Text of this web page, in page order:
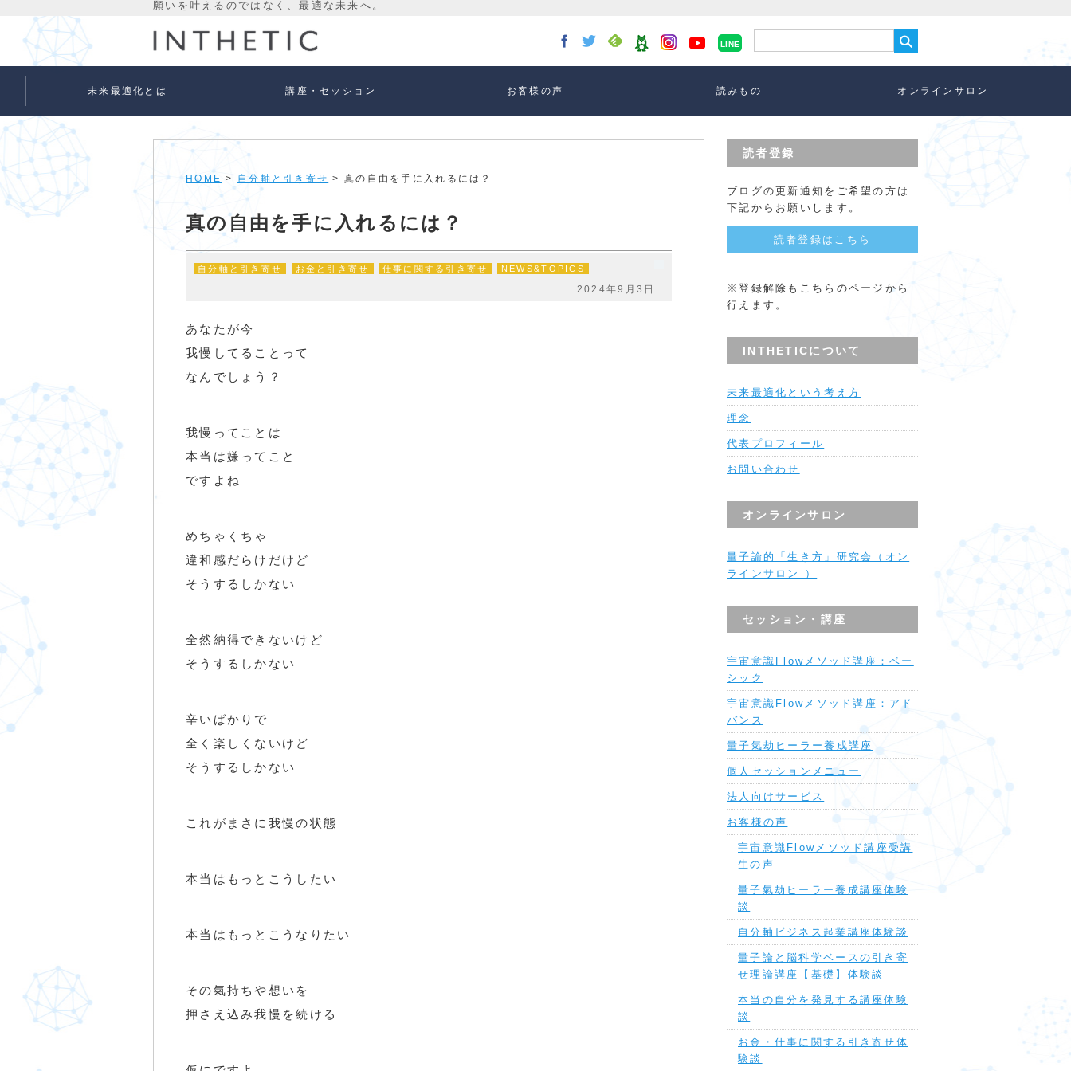
LINE
未来最適化とは 講座・セッション お客様の声 読みもの オンラインサロン
HOME > 自分軸と引き寄せ > 真の自由を手に入れるには？
真の自由を手に入れるには？
自分軸と引き寄せ お金と引き寄せ 仕事に関する引き寄せ NEWS&TOPICS
2024年9月3日
あなたが今
我慢してることって
なんでしょう？
我慢ってことは
本当は嫌ってこと
ですよね
めちゃくちゃ
違和感だらけだけど
そうするしかない
全然納得できないけど
そうするしかない
辛いばかりで
全く楽しくないけど
そうするしかない
これがまさに我慢の状態
本当はもっとこうしたい
本当はもっとこうなりたい
その氣持ちや想いを
押さえ込み我慢を続ける
読者登録
ブログの更新通知をご希望の方は
下記からお願いします。
読者登録はこちら
※登録解除もこちらのページから
行えます。
INTHETICについて
未来最適化という考え方
理念
代表プロフィール
お問い合わせ
オンラインサロン
量子論的「生き方」研究会（オン
ラインサロン ）
セッション・講座
宇宙意識Flowメソッド講座：ベー
シック
宇宙意識Flowメソッド講座：アド
バンス
量子氣劫ヒーラー養成講座
個人セッションメニュー
法人向けサービス
お客様の声
宇宙意識Flowメソッド講座受講
生の声
量子氣劫ヒーラー養成講座体験
談
自分軸ビジネス起業講座体験談
量子論と脳科学ベースの引き寄
せ理論講座【基礎】体験談
本当の自分を発見する講座体験
談
お金・仕事に関する引き寄せ体
験談